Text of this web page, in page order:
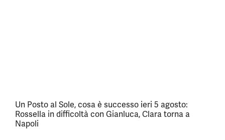
Un Posto al Sole, cosa è successo ieri 5 agosto:
Rossella in difficoltà con Gianluca, Clara torna a
Napoli